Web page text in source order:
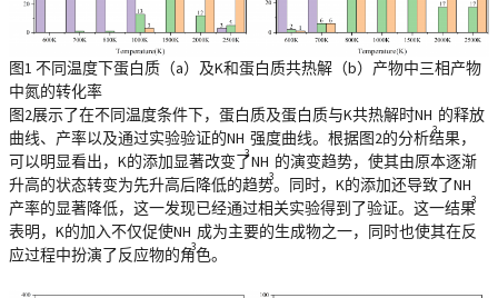
图1 不同温度下蛋白质（a）及K和蛋白质共热解（b）产物中三相产物
中氮的转化率
图2展示了在不同温度条件下，蛋白质及蛋白质与K共热解时NH
3
的释放
曲线、产率以及通过实验验证的NH
3
强度曲线。根据图2的分析结果，
可以明显看出，K的添加显著改变了NH
3
的演变趋势，使其由原本逐渐
升高的状态转变为先升高后降低的趋势。同时，K的添加还导致了NH
3
产率的显著降低，这一发现已经通过相关实验得到了验证。这一结果
表明，K的加入不仅促使NH
3
成为主要的生成物之一，同时也使其在反
应过程中扮演了反应物的角色。